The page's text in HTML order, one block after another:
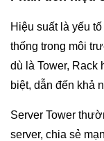
Hiệu suất là yếu
thống trong môi
dù là Tower,
biệt, dẫn đến khả
Server Tower
server, chia sẻ